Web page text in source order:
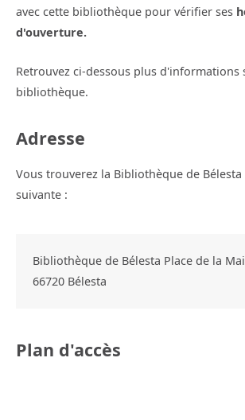
avec cette bibliothèque pour vérifier ses
d'ouverture.
Retrouvez ci-dessous plus d'informations
bibliothèque.
Adresse
Vous trouverez la Bibliothèque de Bélesta
suivante :
Bibliothèque de Bélesta Place de la
66720 Bélesta
Plan d'accès